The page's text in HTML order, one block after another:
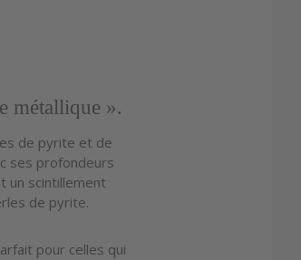
métallique ».
de pyrite et de
ses profondeurs
un scintillement
de pyrite.
pour celles qui